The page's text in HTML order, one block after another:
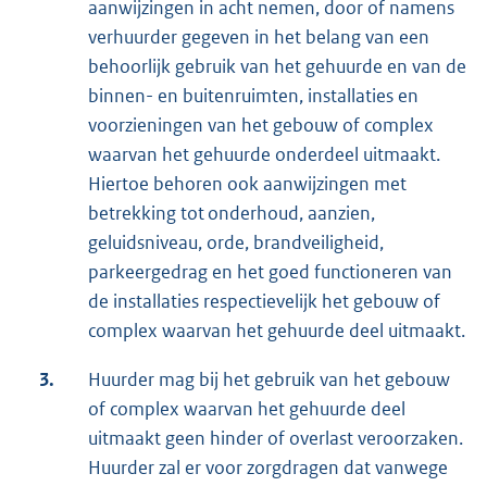
aanwijzingen in acht nemen, door of namens
verhuurder gegeven in het belang van een
behoorlijk gebruik van het gehuurde en van de
binnen- en buitenruimten, installaties en
voorzieningen van het gebouw of complex
waarvan het gehuurde onderdeel uitmaakt.
Hiertoe behoren ook aanwijzingen met
betrekking tot onderhoud, aanzien,
geluidsniveau, orde, brandveiligheid,
parkeergedrag en het goed functioneren van
de installaties respectievelijk het gebouw of
complex waarvan het gehuurde deel uitmaakt.
3.
Huurder mag bij het gebruik van het gebouw
of complex waarvan het gehuurde deel
uitmaakt geen hinder of overlast veroorzaken.
Huurder zal er voor zorgdragen dat vanwege